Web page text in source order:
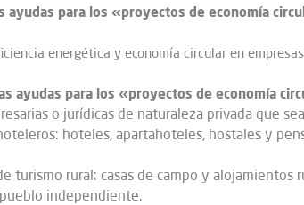
ayudas para los «proyectos de economía
energética y economía circular en
ayudas para los «proyectos de economía
o jurídicas de naturaleza privada que
hoteles, apartahoteles, hostales y
turismo rural: casas de campo y alojamientos
independiente.